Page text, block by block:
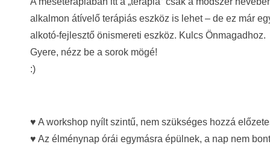
alkalmon átívelő terápiás eszköz is lehet – de ez már
alkotó-fejlesztő önismereti eszköz. Kulcs Önmagadhoz.
Gyere, nézz be a sorok mögé!
:)
♥ A workshop nyílt szintű, nem szükséges hozzá
♥ Az élménynap órái egymásra épülnek, a nap nem